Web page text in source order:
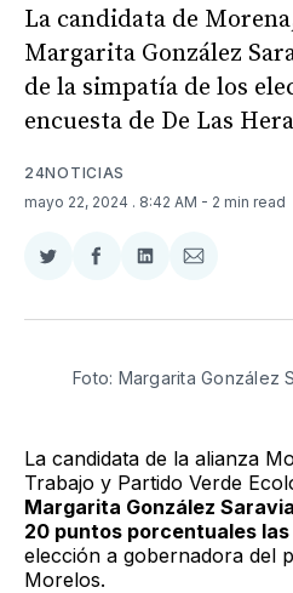
La candidata de
Margarita González
de la simpatía de los
encuesta de De Las
24NOTICIAS
mayo 22, 2024 . 8:42 AM - 2 min read
Compartir
Twitter
Compartir
Facebook
Compartir
LinkedIn
Compartir
Email
Foto: Margarita González
La candidata de la alianza
Trabajo y Partido Verde
Margarita González
20 puntos porcentuales
elección a gobernadora del
Morelos.